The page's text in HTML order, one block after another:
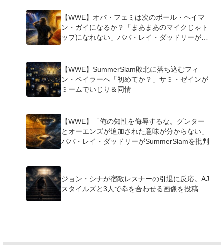
【WWE】オバ・フェミは次のポール・ヘイマ
ン・ガイになるか？「まあまあのマイクじゃト
ップになれない」ババ・レイ・ダッドリーが指
【WWE】SummerSlam敗北に落ち込むフィ
ン・ベイラーへ「初めてか？」サミ・ゼインが
ミームでいじり＆同情
【WWE】「俺の知性を侮辱するな。グンター
とオーエンズが追加された意味が分からない」
ババ・レイ・ダッドリーがSummerSlamを批判
ジョン・シナが宿敵レスナーの引退に反応。AJ
スタイルズと3人で拳を合わせる画像を投稿